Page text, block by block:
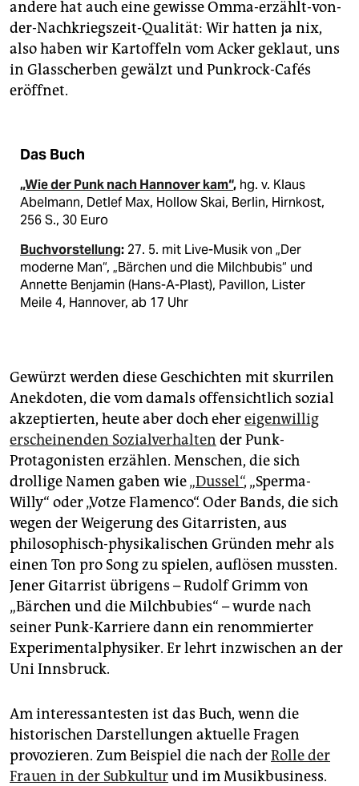
andere hat auch eine gewisse Omma-erzählt-von-
der-Nachkriegszeit-Qualität: Wir hatten ja nix,
also haben wir Kartoffeln vom Acker geklaut, uns
in Glasscherben gewälzt und Punkrock-Cafés
eröffnet.
Das Buch
„Wie der Punk nach Hannover kam“, hg. v. Klaus
Abelmann, Detlef Max, Hollow Skai, Berlin, Hirnkost,
256 S., 30 Euro
Buchvorstellung: 27. 5. mit Live-Musik von „Der
moderne Man“, „Bärchen und die Milchbubis“ und
Annette Benjamin (Hans-A-Plast), Pavillon, Lister
Meile 4, Hannover, ab 17 Uhr
Gewürzt werden diese Geschichten mit skurrilen
Anekdoten, die vom damals offensichtlich sozial
akzeptierten, heute aber doch ehereigenwillig
erscheinenden Sozialverhalten der Punk-
Protagonisten erzählen. Menschen, die sich
drollige Namen gaben wie„Dussel“, „Sperma-
Willy“ oder „Votze Flamenco“. Oder Bands, die sich
wegen der Weigerung des Gitarristen, aus
philosophisch-physikalischen Gründen mehr als
einen Ton pro Song zu spielen, auflösen mussten.
Jener Gitarrist übrigens – Rudolf Grimm von
„Bärchen und die Milchbubies“ – wurde nach
seiner Punk-Karriere dann ein renommierter
Experimentalphysiker. Er lehrt inzwischen an der
Uni Innsbruck.
Am interessantesten ist das Buch, wenn die
historischen Darstellungen aktuelle Fragen
provozieren. Zum Beispiel die nach derRolle der
Frauen in der Subkulturund im Musikbusiness.